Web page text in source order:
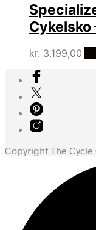
Cykelsko
kr. 3.199,00
Copyright The Cycle